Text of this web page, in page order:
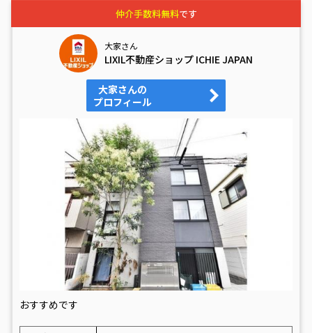
仲介手数料無料です
大家さん
LIXIL不動産ショップ ICHIE JAPAN
大家さんの
プロフィール
おすすめです